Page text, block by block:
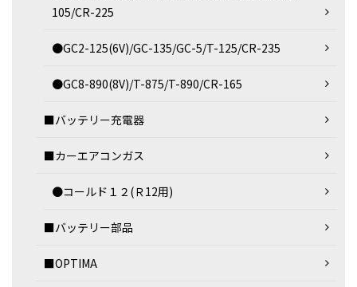
105/CR-225
●GC2-125(6V)/GC-135/GC-5/T-125/CR-235
●GC8-890(8V)/T-875/T-890/CR-165
■バッテリー充電器
■カーエアコンガス
●コールド１２(Ｒ12用)
■バッテリー部品
■OPTIMA